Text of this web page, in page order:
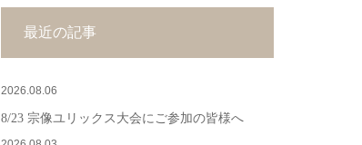
最近の記事
2026.08.06
8/23 宗像ユリックス大会にご参加の皆様へ